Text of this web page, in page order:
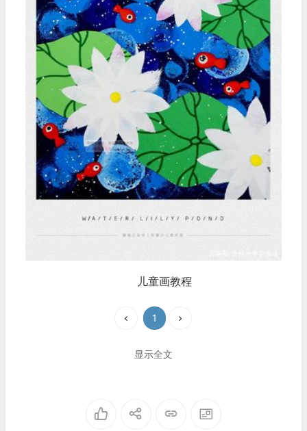
儿童画教程
1
显示全文